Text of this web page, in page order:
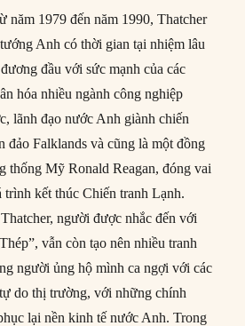
năm 1979 đến năm 1990, Thatcher
Anh có thời gian tại nhiệm lâu
đầu với sức mạnh của các
hóa nhiều ngành công nghiệp
lãnh đạo nước Anh giành chiến
đảo Falklands và cũng là một đồng
thống Mỹ Ronald Reagan, đóng vai
trình kết thúc Chiến tranh Lạnh.
người được nhắc đến với
vẫn còn tạo nên nhiều tranh
người ủng hộ mình ca ngợi với các
do thị trường, với những chính
lại nền kinh tế nước Anh. Trong